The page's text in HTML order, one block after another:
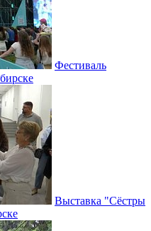
Фестиваль
Выставка "Сёстры